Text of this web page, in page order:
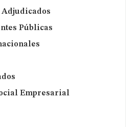
Adjudicados
Públicas
Empresarial